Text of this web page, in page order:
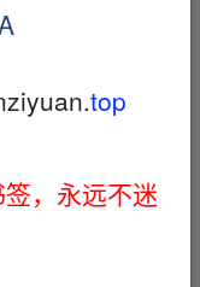
华语 欧美
单曲
新265首热门车载
top
，永远不迷